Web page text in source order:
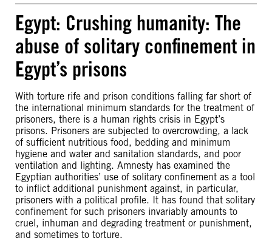
Egypt: Crushing humanity: The
abuse of solitary confinement in
Egypt’s prisons
With torture rife and prison conditions falling far short of
the international minimum standards for the treatment of
prisoners, there is a human rights crisis in Egypt’s
prisons. Prisoners are subjected to overcrowding, a lack
of sufficient nutritious food, bedding and minimum
hygiene and water and sanitation standards, and poor
ventilation and lighting. Amnesty has examined the
Egyptian authorities’ use of solitary confinement as a tool
to inflict additional punishment against, in particular,
prisoners with a political profile. It has found that solitary
confinement for such prisoners invariably amounts to
cruel, inhuman and degrading treatment or punishment,
and sometimes to torture.